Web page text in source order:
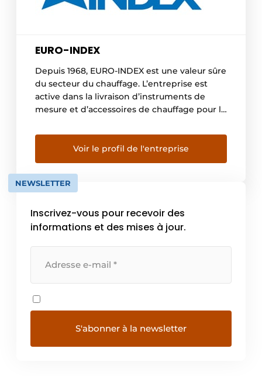
EURO-INDEX
Depuis 1968, EURO-INDEX est une valeur sûre
du secteur du chauffage. L’entreprise est
active dans la livraison d’instruments de
mesure et d’accessoires de chauffage pour la
d’installations techniques. Avec l’émergence
des nouvelles technologies dans les
techniques d’installation et au vu de
l’importance croissante de la transition
énergétique, EURO-INDEX propose un […]
Voir le profil de l'entreprise
NEWSLETTER
Inscrivez-vous pour recevoir des
informations et des mises à jour.